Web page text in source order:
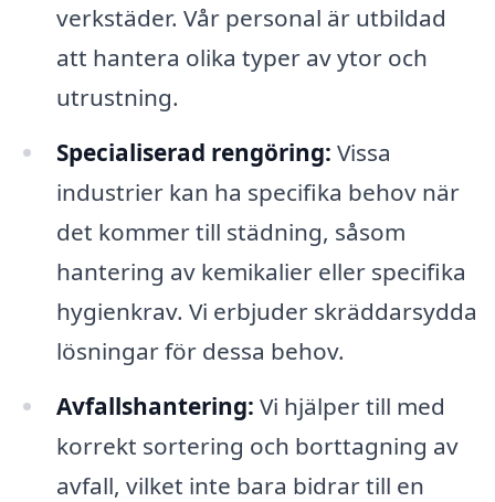
verkstäder. Vår personal är utbildad
att hantera olika typer av ytor och
utrustning.
Specialiserad rengöring: Vissa
industrier kan ha specifika behov när
det kommer till städning, såsom
hantering av kemikalier eller specifika
hygienkrav. Vi erbjuder skräddarsydda
lösningar för dessa behov.
Avfallshantering: Vi hjälper till med
korrekt sortering och borttagning av
avfall, vilket inte bara bidrar till en